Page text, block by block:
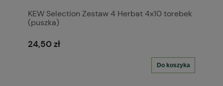
KEW Selection Zestaw 4 Herbat 4x10 torebek
(puszka)
24,50 zł
Do koszyka